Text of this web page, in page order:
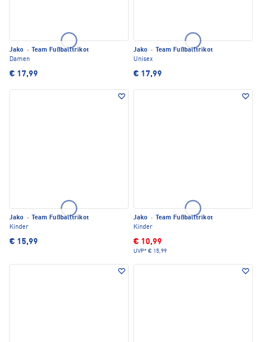
Jako ·
Team Fußballtrikot
Damen
€ 17,99
Jako ·
Team Fußballtrikot
Unisex
€ 17,99
Jako ·
Team Fußballtrikot
Kinder
€ 15,99
Jako ·
Team Fußballtrikot
Kinder
€ 10,99
UVP* € 15,99